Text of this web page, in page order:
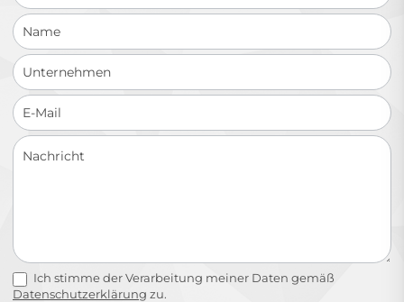
Ich stimme der Verarbeitung meiner Daten gemäß
Datenschutzerklärung zu.